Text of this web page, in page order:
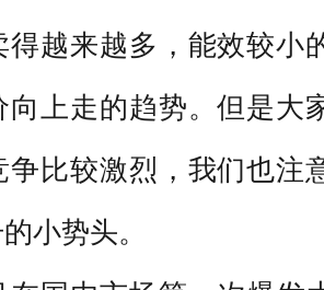
得越来越多，能效较小
向上走的趋势。但是大
争比较激烈，我们也注
小势头。